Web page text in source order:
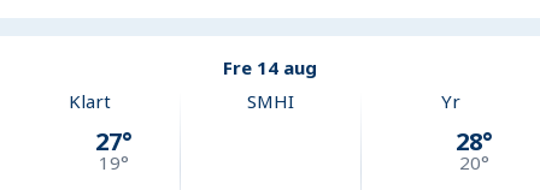
Fre 14 aug
Klart
27°
19°
SMHI Yr
28°
20°